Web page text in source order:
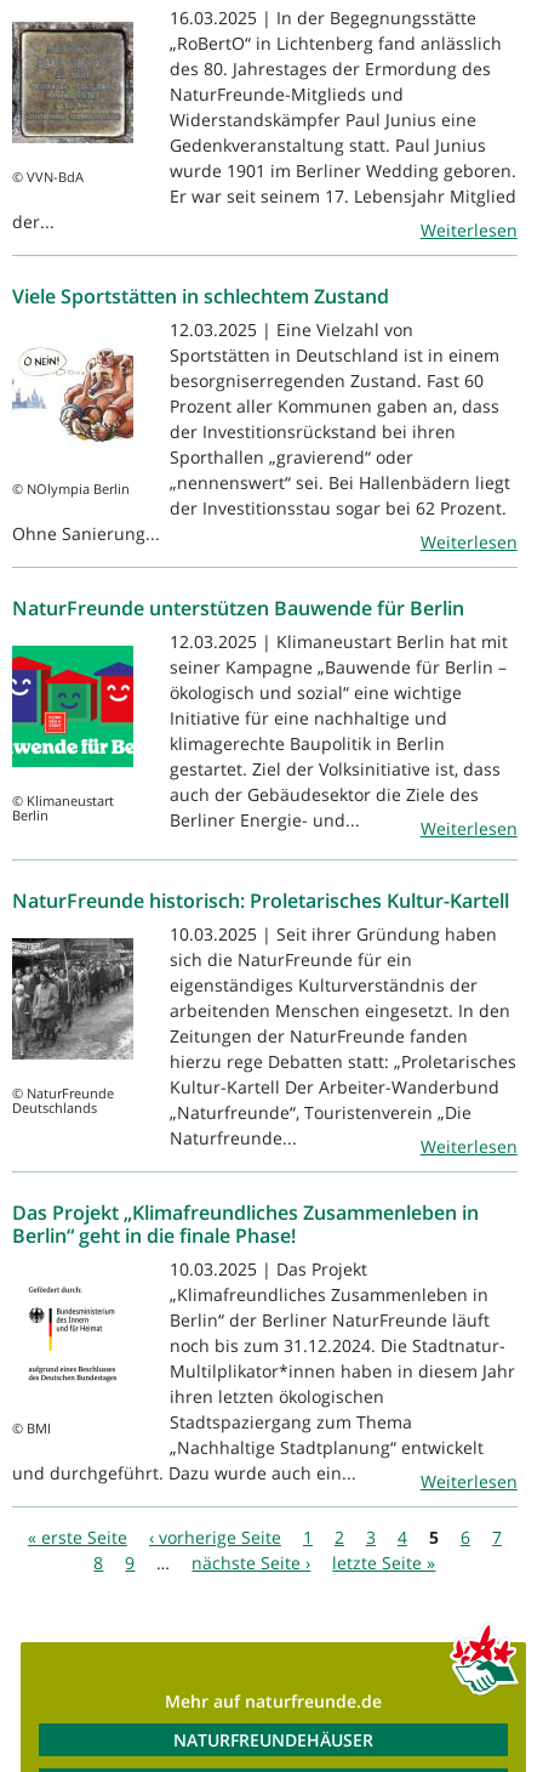
© VVN-BdA
16.03.2025 | In der Begegnungsstätte
„RoBertO“ in Lichtenberg fand anlässlich
des 80. Jahrestages der Ermordung des
NaturFreunde-Mitglieds und
Widerstandskämpfer Paul Junius eine
Gedenkveranstaltung statt. Paul Junius
wurde 1901 im Berliner Wedding geboren.
Er war seit seinem 17. Lebensjahr Mitglied
der...
Weiterlesen
Viele Sportstätten in schlechtem Zustand
© NOlympia Berlin
12.03.2025 | Eine Vielzahl von
Sportstätten in Deutschland ist in einem
besorgniserregenden Zustand. Fast 60
Prozent aller Kommunen gaben an, dass
der Investitionsrückstand bei ihren
Sporthallen „gravierend“ oder
„nennenswert“ sei. Bei Hallenbädern liegt
der Investitionsstau sogar bei 62 Prozent.
Ohne Sanierung...
Weiterlesen
NaturFreunde unterstützen Bauwende für Berlin
© Klimaneustart
Berlin
12.03.2025 | Klimaneustart Berlin hat mit
seiner Kampagne „Bauwende für Berlin –
ökologisch und sozial“ eine wichtige
Initiative für eine nachhaltige und
klimagerechte Baupolitik in Berlin
gestartet. Ziel der Volksinitiative ist, dass
auch der Gebäudesektor die Ziele des
Berliner Energie- und...
Weiterlesen
NaturFreunde historisch: Proletarisches Kultur-Kartell
© NaturFreunde
Deutschlands
10.03.2025 | Seit ihrer Gründung haben
sich die NaturFreunde für ein
eigenständiges Kulturverständnis der
arbeitenden Menschen eingesetzt. In den
Zeitungen der NaturFreunde fanden
hierzu rege Debatten statt: „Proletarisches
Kultur-Kartell Der Arbeiter-Wanderbund
„Naturfreunde“, Touristenverein „Die
Naturfreunde...
Weiterlesen
Das Projekt „Klimafreundliches Zusammenleben in
Berlin“ geht in die finale Phase!
© BMI
10.03.2025 | Das Projekt
„Klimafreundliches Zusammenleben in
Berlin“ der Berliner NaturFreunde läuft
noch bis zum 31.12.2024. Die Stadtnatur-
Multilplikator*innen haben in diesem Jahr
ihren letzten ökologischen
Stadtspaziergang zum Thema
„Nachhaltige Stadtplanung“ entwickelt
und durchgeführt. Dazu wurde auch ein...
Weiterlesen
Seiten
« erste Seite ‹ vorherige Seite 1 2 3 4 5 6
7
8
9 … nächste Seite › letzte Seite »
Mehr auf naturfreunde.de
NATURFREUNDEHÄUSER